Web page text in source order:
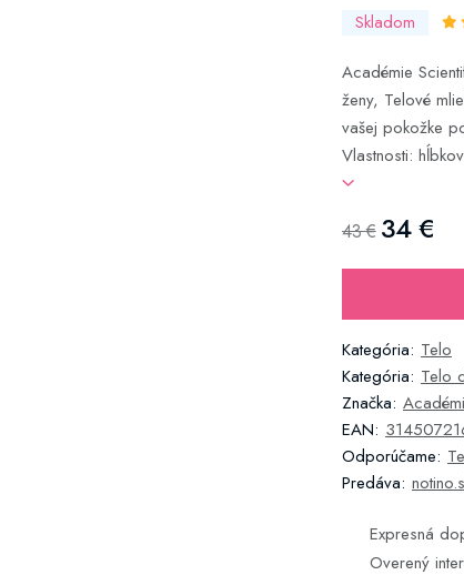
Skladom
Académie
ženy, Telové
vašej pokožke
Vlastnosti:
43 € 34 €
Kategória: Telo
Kategória: Telo
Značka:
EAN:
Odporúčame:
Predáva:
Expresná
Overený